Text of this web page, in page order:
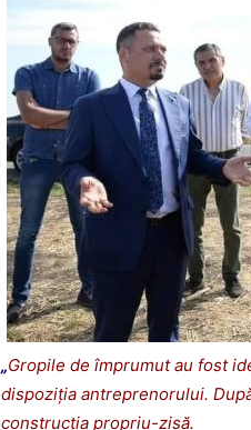
„Gropile de împrumut au fost
dispoziția antreprenorului.
construcția propriu-zisă.